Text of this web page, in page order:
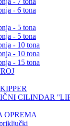
- 6 tona
- 5 tona
- 5 tona
- 10 tona
- 10 tona
- 15 tona
CILINDAR
OPREMA